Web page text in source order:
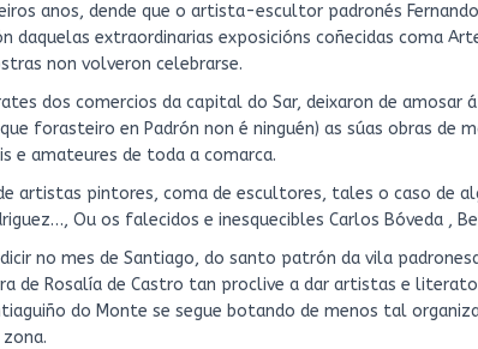
anos, dende que o artista-escultor padronés
daquelas extraordinarias exposicións coñecidas coma
non volveron celebrarse.
dos comercios da capital do Sar, deixaron de amosar
forasteiro en Padrón non é ninguén) as súas obras de
e amateures de toda a comarca.
artistas pintores, coma de escultores, tales o caso de
Ou os falecidos e inesquecibles Carlos Bóveda ,
no mes de Santiago, do santo patrón da vila
de Rosalía de Castro tan proclive a dar artistas e
do Monte se segue botando de menos tal